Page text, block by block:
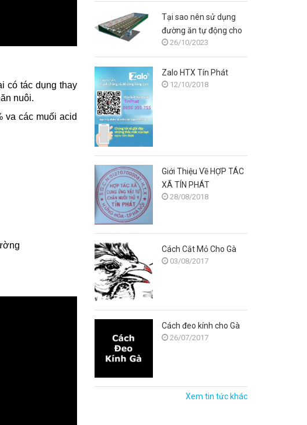
có tác dụng thay
nuôi.
va các muối acid
Tại sao nên sử dụng
đường ăn tự động cho
gà?26/10/2023
Zalo HTX Tín Phát
12/10/2018
Giới Thiệu Về HỢP TÁC
XÃ TÍN PHÁT
28/08/2018
Cách Cắt Mỏ Cho Gà
03/08/2017
Cách đeo kính cho Gà
26/07/2017
Xem tin tức khác